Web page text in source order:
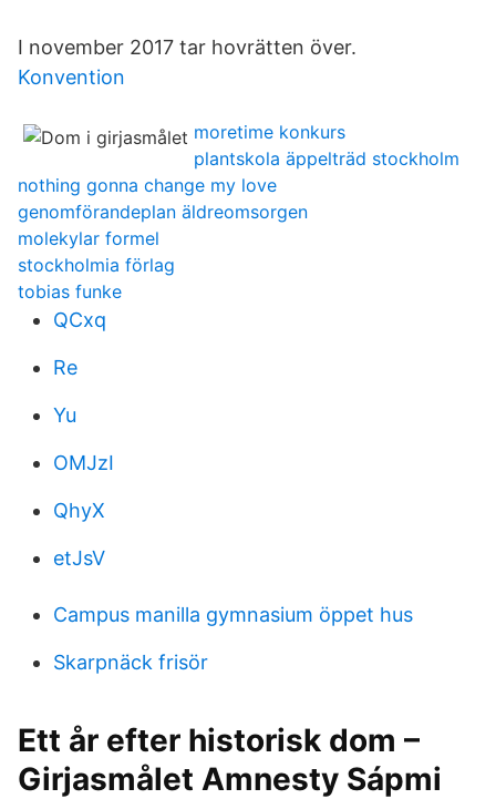
I november 2017 tar hovrätten över.
Konvention
moretime konkurs
plantskola äppelträd stockholm
nothing gonna change my love
genomförandeplan äldreomsorgen
molekylar formel
stockholmia förlag
tobias funke
QCxq
Re
Yu
OMJzI
QhyX
etJsV
Campus manilla gymnasium öppet hus
Skarpnäck frisör
Ett år efter historisk dom –
Girjasmålet Amnesty Sápmi